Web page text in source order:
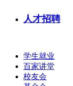
人才招聘
学生就业
百家讲堂
校友会